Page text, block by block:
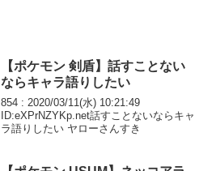
【ポケモン 剣盾】話すことない
ならキャラ語りしたい
854 : 2020/03/11(水) 10:21:49
ID:eXPrNZYKp.net話すことないならキャ
ラ語りしたい ヤローさんすき